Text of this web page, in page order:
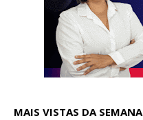
MAIS VISTAS DA SEMANA